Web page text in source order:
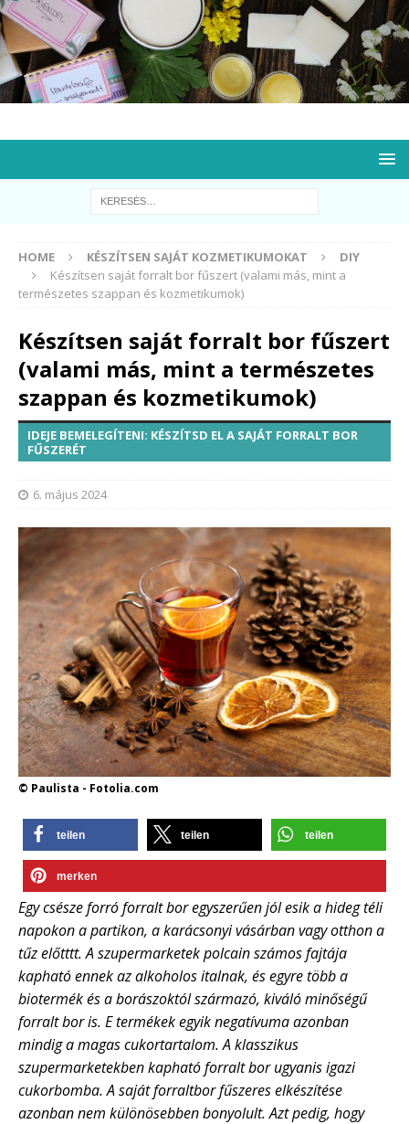
HOME KÉSZÍTSEN SAJÁT KOZMETIKUMOKAT
DIY
Készítsen saját forralt bor fűszert (valami más, mint a
természetes szappan és kozmetikumok)
Készítsen saját forralt bor fűszert
(valami más, mint a természetes
szappan és kozmetikumok)
IDEJE BEMELEGÍTENI: KÉSZÍTSD EL A SAJÁT FORRALT BOR
FŰSZERÉT
6. május 2024
© Paulista - Fotolia.com
teilen teilen teilen
merken
Egy csésze forró forralt bor egyszerűen jól esik a hideg téli
napokon a partikon, a karácsonyi vásárban vagy otthon a
tűz előtttt. A szupermarketek polcain számos fajtája
kapható ennek az alkoholos italnak, és egyre több a
biotermék és a borászoktól származó, kiváló minőségű
forralt bor is. E termékek egyik negatívuma azonban
mindig a magas cukortartalom. A klasszikus
szupermarketekben kapható forralt bor ugyanis igazi
cukorbomba. A saját forraltbor fűszeres elkészítése
azonban nem különösebben bonyolult. Azt pedig, hogy